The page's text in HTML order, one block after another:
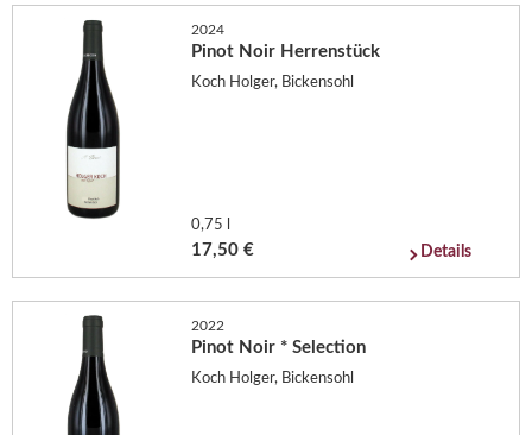
2024
Pinot Noir Herrenstück
Koch Holger, Bickensohl
0,75 l
17,50 € Details
2022
Pinot Noir * Selection
Koch Holger, Bickensohl